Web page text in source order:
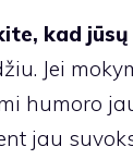
kad
Jei
humoro
jau